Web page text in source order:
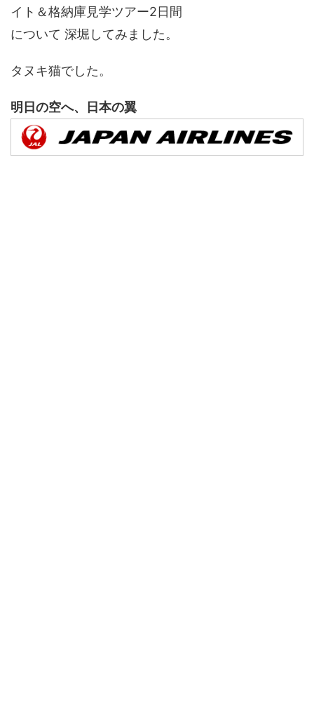
イト＆格納庫見学ツアー2日間
について 深堀してみました。
タヌキ猫でした。
明日の空へ、日本の翼